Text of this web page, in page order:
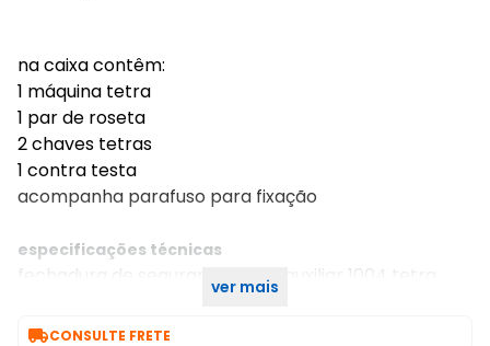
na caixa contêm:
1 máquina tetra
1 par de roseta
2 chaves tetras
1 contra testa
acompanha parafuso para fixação
especificações técnicas
fechadura de segurança trava auxiliar 1004 tetra
ver mais
CONSULTE FRETE